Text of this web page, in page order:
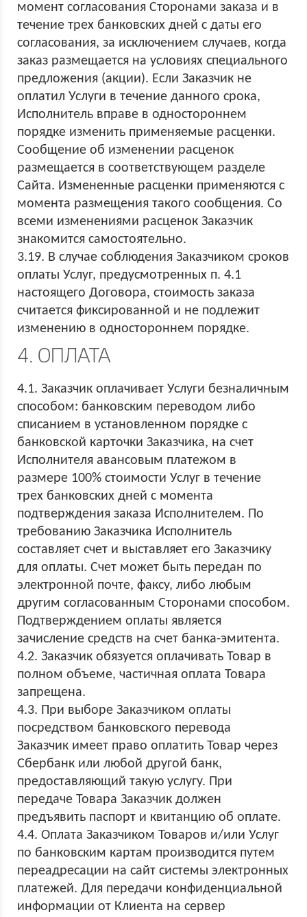
момент согласования Сторонами заказа и в
течение трех банковских дней с даты его
согласования, за исключением случаев, когда
заказ размещается на условиях специального
предложения (акции). Если Заказчик не
оплатил Услуги в течение данного срока,
Исполнитель вправе в одностороннем
порядке изменить применяемые расценки.
Сообщение об изменении расценок
размещается в соответствующем разделе
Сайта. Измененные расценки применяются с
момента размещения такого сообщения. Со
всеми изменениями расценок Заказчик
знакомится самостоятельно.
3.19. В случае соблюдения Заказчиком сроков
оплаты Услуг, предусмотренных п. 4.1
настоящего Договора, стоимость заказа
считается фиксированной и не подлежит
изменению в одностороннем порядке.
4. ОПЛАТА
4.1. Заказчик оплачивает Услуги безналичным
способом: банковским переводом либо
списанием в установленном порядке с
банковской карточки Заказчика, на счет
Исполнителя авансовым платежом в
размере 100% стоимости Услуг в течение
трех банковских дней с момента
подтверждения заказа Исполнителем. По
требованию Заказчика Исполнитель
составляет счет и выставляет его Заказчику
для оплаты. Счет может быть передан по
электронной почте, факсу, либо любым
другим согласованным Сторонами способом.
Подтверждением оплаты является
зачисление средств на счет банка-эмитента.
4.2. Заказчик обязуется оплачивать Товар в
полном объеме, частичная оплата Товара
запрещена.
4.3. При выборе Заказчиком оплаты
посредством банковского перевода
Заказчик имеет право оплатить Товар через
Сбербанк или любой другой банк,
предоставляющий такую услугу. При
передаче Товара Заказчик должен
предъявить паспорт и квитанцию об оплате.
4.4. Оплата Заказчиком Товаров и/или Услуг
по банковским картам производится путем
переадресации на сайт системы электронных
платежей. Для передачи конфиденциальной
информации от Клиента на сервер